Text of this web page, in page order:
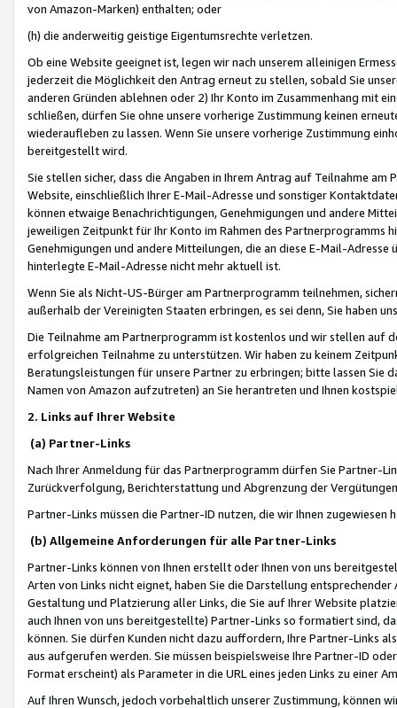
von Amazon-Marken) enthalten; oder
(h) die anderweitig geistige Eigentumsrechte verletzen.
Ob eine Website geeignet ist, legen wir nach unserem alleinigen
jederzeit die Möglichkeit den Antrag erneut zu stellen, sobald Sie
anderen Gründen ablehnen oder 2) Ihr Konto im Zusammenhang mit
schließen, dürfen Sie ohne unsere vorherige Zustimmung keinen
wiederaufleben zu lassen. Wenn Sie unsere vorherige Zustimmung
bereitgestellt wird.
Sie stellen sicher, dass die Angaben in Ihrem Antrag auf Teilnahme
Website, einschließlich Ihrer E-Mail-Adresse und sonstiger
können etwaige Benachrichtigungen, Genehmigungen und andere
jeweiligen Zeitpunkt für Ihr Konto im Rahmen des Partnerprogramms
Genehmigungen und andere Mitteilungen, die an diese E-Mail-
hinterlegte E-Mail-Adresse nicht mehr aktuell ist.
Wenn Sie als Nicht-US-Bürger am Partnerprogramm teilnehmen,
außerhalb der Vereinigten Staaten erbringen, es sei denn, Sie haben
Die Teilnahme am Partnerprogramm ist kostenlos und wir stellen auf
erfolgreichen Teilnahme zu unterstützen. Wir haben zu keinem
Beratungsleistungen für unsere Partner zu erbringen; bitte lassen Sie
Namen von Amazon aufzutreten) an Sie herantreten und Ihnen
2. Links auf Ihrer Website
(a) Partner-Links
Nach Ihrer Anmeldung für das Partnerprogramm dürfen Sie Partner-
Zurückverfolgung, Berichterstattung und Abgrenzung der
Partner-Links müssen die Partner-ID nutzen, die wir Ihnen zugewiesen
(b) Allgemeine Anforderungen für alle Partner-Links
Partner-Links können von Ihnen erstellt oder Ihnen von uns
Arten von Links nicht eignet, haben Sie die Darstellung
Gestaltung und Platzierung aller Links, die Sie auf Ihrer Website
auch Ihnen von uns bereitgestellte) Partner-Links so formatiert sind,
können. Sie dürfen Kunden nicht dazu auffordern, Ihre Partner-Links
aus aufgerufen werden. Sie müssen beispielsweise Ihre Partner-ID
Format erscheint) als Parameter in die URL eines jeden Links zu einer
Auf Ihren Wunsch, jedoch vorbehaltlich unserer Zustimmung, können